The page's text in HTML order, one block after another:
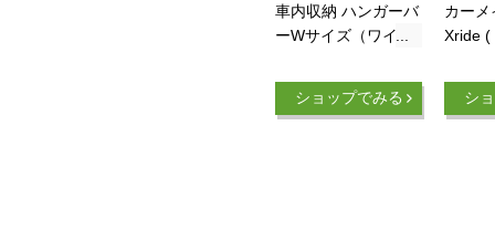
車内収納 ハンガーバ
ーWサイズ（ワイド
ライドバー2本セッ
ト 黒 頑丈 インテリ
ショップでみる
カーメ
Xride (
入り
N-
シ